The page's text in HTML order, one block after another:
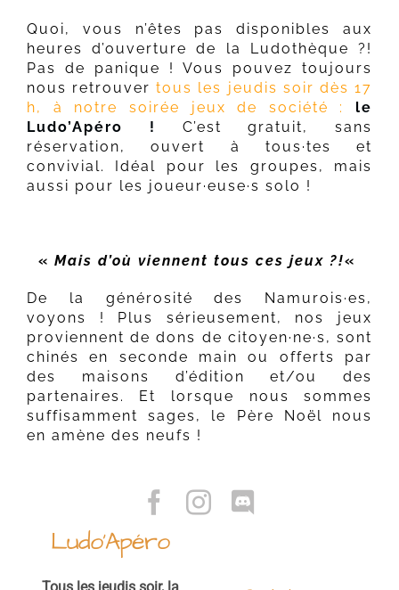
Quoi, vous n’êtes pas disponibles aux
heures d’ouverture de la Ludothèque ?!
Pas de panique ! Vous pouvez toujours
nous retrouver tous les jeudis soir dès 17
h, à notre soirée jeux de société :
le
Ludo’Apéro !
C’est gratuit, sans
réservation, ouvert à tous·tes et
convivial. Idéal pour les groupes, mais
aussi pour les joueur·euse·s solo !
« Mais d’où viennent tous ces jeux ?!«
De la générosité des Namurois·es,
voyons ! Plus sérieusement, nos jeux
proviennent de dons de citoyen·ne·s, sont
chinés en seconde main ou offerts par
des maisons d’édition et/ou des
partenaires. Et lorsque nous sommes
suffisamment sages, le Père Noël nous
en amène des neufs !
Ludo’Apéro
Tous les jeudis soir, la